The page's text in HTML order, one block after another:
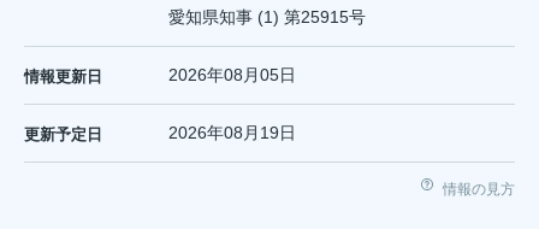
愛知県知事 (1) 第25915号
情報更新日 2026年08月05日
更新予定日 2026年08月19日
情報の見方